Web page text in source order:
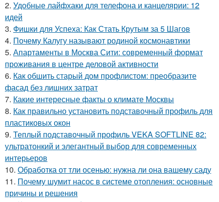
2. Удобные лайфхаки для телефона и канцелярии: 12
идей
3. Фишки для Успеха: Как Стать Крутым за 5 Шагов
4. Почему Калугу называют родиной космонавтики
5. Апартаменты в Москва Сити: современный формат
проживания в центре деловой активности
6. Как обшить старый дом профлистом: преобразите
фасад без лишних затрат
7. Какие интересные факты о климате Москвы
8. Как правильно установить подставочный профиль для
пластиковых окон
9. Теплый подставочный профиль VEKA SOFTLINE 82:
ультратонкий и элегантный выбор для современных
интерьеров
10. Обработка от тли осенью: нужна ли она вашему саду
11. Почему шумит насос в системе отопления: основные
причины и решения